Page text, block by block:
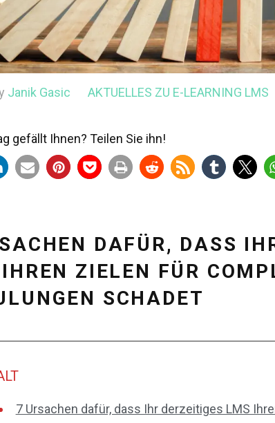
Janik Gasic AKTUELLES ZU E-LEARNING LMS
gefällt Ihnen? Teilen Sie ihn!
DAFÜR, DASS
ZIELEN FÜR
SCHADET
7 Ursachen dafür, dass Ihr derzeitiges LMS